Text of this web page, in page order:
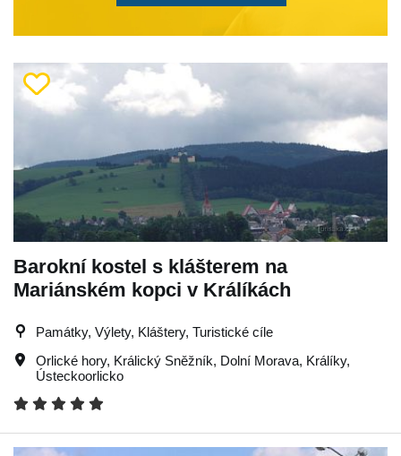
Barokní kostel s klášterem na
Mariánském kopci v Králíkách
Památky, Výlety, Kláštery, Turistické cíle
Orlické hory, Králický Sněžník, Dolní Morava, Králíky,
Ústeckoorlicko